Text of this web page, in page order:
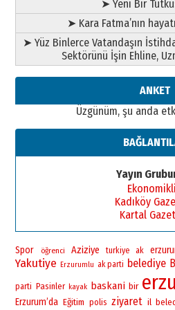
➤ Yeni Bir Tutku:
➤ Kara Fatma’nın
➤ Yüz Binlerce Vatandaşın
Sektörünü İşin Ehline,
ANKET
Üzgünüm, şu anda
Yayın
Kadıköy
Kartal
Spor öğrenci Aziziye turkiye ak
Yakutiye Erzurumlu ak parti belediye
parti Pasinler kayak baskani bir
Erzurum’da Eğitim polis ziyaret il